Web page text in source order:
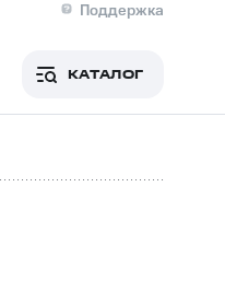
Поддержка
КАТАЛОГ